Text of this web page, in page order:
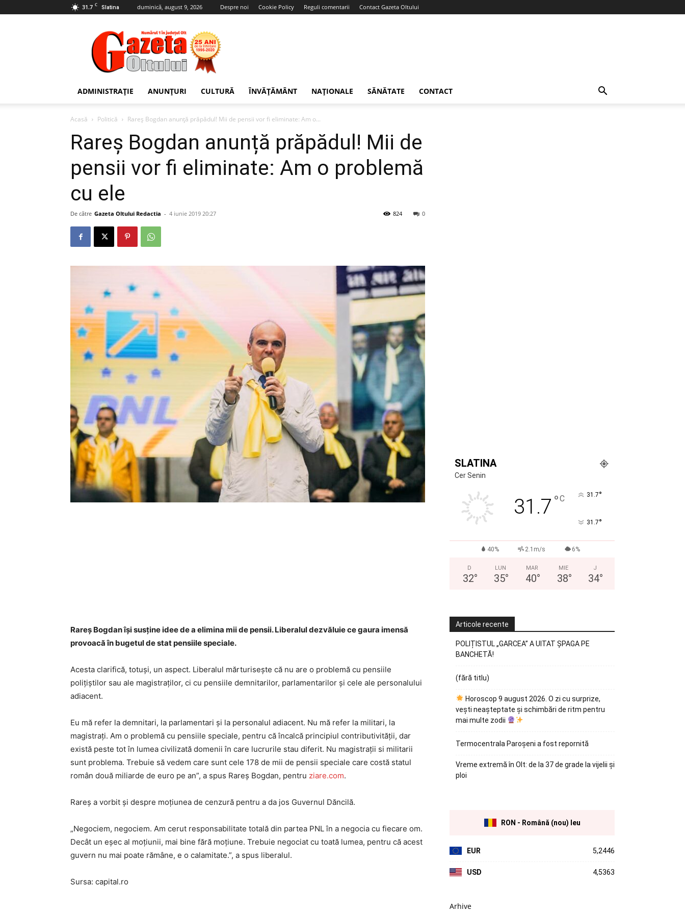
31.7 C Slatina duminică, august 9, 2026 Despre noi Cookie Policy Reguli comentarii Contact Gazeta Oltului
Gazeta
Oltului
ADMINISTRAȚIE ANUNȚURI CULTURĂ ÎNVĂȚĂMÂNT NAȚIONALE SĂNĂTATE CONTACT
Acasă Politică Rareș Bogdan anunță prăpădul! Mii de pensii vor fi eliminate: Am o...
Rareș Bogdan anunță prăpădul! Mii de
pensii vor fi eliminate: Am o problemă
cu ele
De către Gazeta Oltului Redactia - 4 iunie 2019 20:27 0
824
Rareș Bogdan își susține idee de a elimina mii de pensii. Liberalul dezvăluie ce gaura imensă
provoacă în bugetul de stat pensiile speciale.
Acesta clarifică, totuși, un aspect. Liberalul mărturisește că nu are o problemă cu pensiile
polițiștilor sau ale magistraților, ci cu pensiile demnitarilor, parlamentarilor și cele ale personalului
adiacent.
Eu mă refer la demnitari, la parlamentari și la personalul adiacent. Nu mă refer la militari, la
magistrați. Am o problemă cu pensiile speciale, pentru că încalcă principiul contributivității, dar
există peste tot în lumea civilizată domenii în care lucrurile stau diferit. Nu magistrații si militarii
sunt problema. Trebuie să vedem care sunt cele 178 de mii de pensii speciale care costă statul
român două miliarde de euro pe an”, a spus Rareș Bogdan, pentru ziare.com.
Rareș a vorbit și despre moțiunea de cenzură pentru a da jos Guvernul Dăncilă.
„Negociem, negociem. Am cerut responsabilitate totală din partea PNL în a negocia cu fiecare om.
Decât un eșec al moțiunii, mai bine fără moțiune. Trebuie negociat cu toată lumea, pentru că acest
guvern nu mai poate rămâne, e o calamitate.”, a spus liberalul.
Sursa: capital.ro
SLATINA
Cer Senin
31.7 °C 31.7°
31.7°
40% 2.1m/s 6%
D
32°
LUN
35°
MAR
40°
MIE
38°
J
34°
Articole recente
POLIȚISTUL „GARCEA” A UITAT ȘPAGA PE
BANCHETĂ!
(fără titlu)
Horoscop 9 august 2026. O zi cu surprize,
vești neașteptate și schimbări de ritm pentru
mai multe zodii
Termocentrala Paroșeni a fost repornită
Vreme extremă în Olt: de la 37 de grade la vijelii și
ploi
RON - Română (nou) leu
EUR 5,2446
USD 4,5363
Arhive